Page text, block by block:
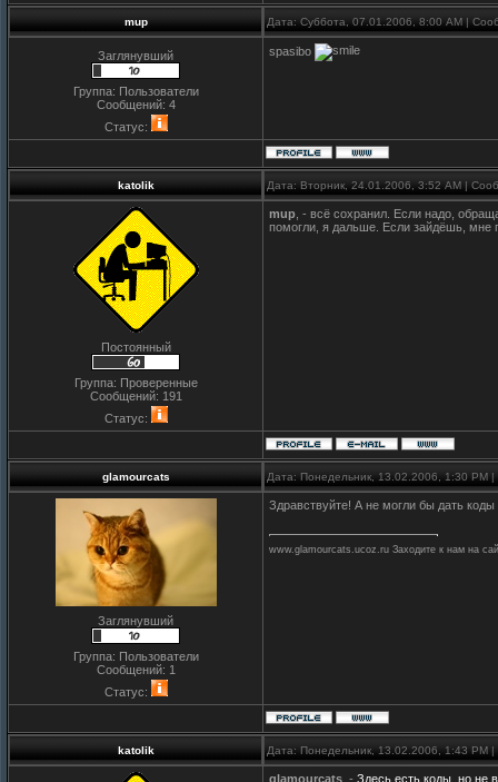
mup Дата: Суббота, 07.01.2006, 8:00 AM |
Заглянувший
Группа: Пользователи
Сообщений: 4
Статус:
spasibo
katolik Дата: Вторник, 24.01.2006, 3:52 AM |
Постоянный
Группа: Проверенные
Сообщений: 191
Статус:
mup , - всё сохранил. Если надо,
помогли, я дальше. Если зайдёшь, мне
glamourcats Дата: Понедельник, 13.02.2006, 1:30 PM
Заглянувший
Группа: Пользователи
Сообщений: 1
Статус:
Здравствуйте! А не могли бы дать
www.glamourcats.ucoz.ru Заходите к нам на
katolik Дата: Понедельник, 13.02.2006, 1:43 PM
glamourcats , - Здесь есть коды, но не